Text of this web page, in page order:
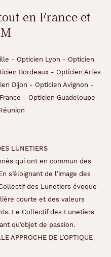
en France et
- Opticien Lyon - Opticien
Bordeaux- Opticien Arles
Dijon - Opticien Avignon -
- Opticien Guadeloupe -
LUNETIERS
qui ont en commun des
s’éloignant de l’image des
des Lunetiers évoque
courte et des valeurs
Le Collectif des Lunetiers
qu’objet de passion.
APPROCHE DE L’OPTIQUE